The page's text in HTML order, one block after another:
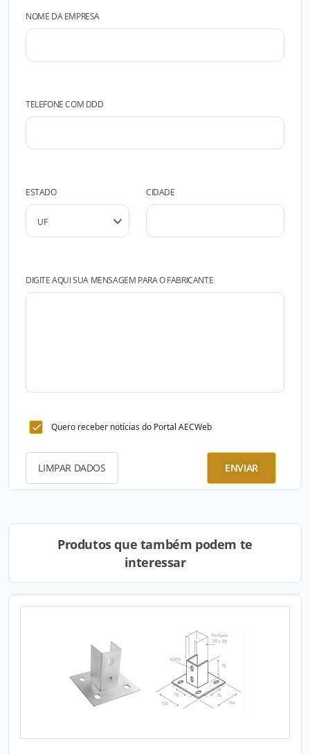
NOME DA EMPRESA
TELEFONE COM DDD
ESTADO CIDADE
DIGITE AQUI SUA MENSAGEM PARA O FABRICANTE
Quero receber notícias do Portal AECWeb
LIMPAR DADOS ENVIAR
Produtos que também podem te
interessar